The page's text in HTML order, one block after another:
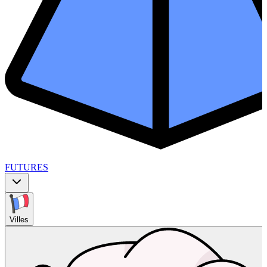
FUTURES
Villes